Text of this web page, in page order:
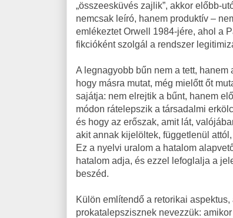
„összeesküvés zajlik”, akkor előbb-
nemcsak leíró, hanem produktív –
emlékeztet Orwell 1984-jére, ahol a
fikcióként szolgál a rendszer
A legnagyobb bűn nem a tett,
hogy másra mutat, még mielőtt őt
sajátja: nem elrejtik a bűnt, hanem
módon rátelepszik a társadalmi
és hogy az erőszak, amit lát,
akit annak kijelöltek, függetlenül
Ez a nyelvi uralom a hatalom
hatalom adja, és ezzel lefoglalja a
beszéd.
Külön említendő a retorikai
prokatalepszisznek nevezzük: